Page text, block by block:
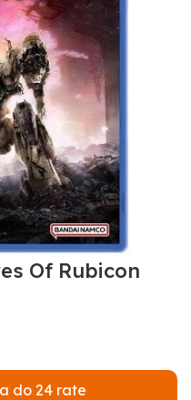
Of Rubicon
do 24 rate